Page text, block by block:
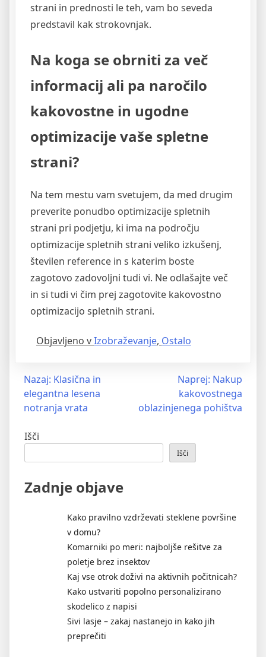
strani in prednosti le teh, vam bo seveda
predstavil kak strokovnjak.
Na koga se obrniti za več
informacij ali pa naročilo
kakovostne in ugodne
optimizacije vaše spletne
strani?
Na tem mestu vam svetujem, da med drugim
preverite ponudbo optimizacije spletnih
strani pri podjetju, ki ima na področju
optimizacije spletnih strani veliko izkušenj,
številen reference in s katerim boste
zagotovo zadovoljni tudi vi. Ne odlašajte več
in si tudi vi čim prej zagotovite kakovostno
optimizacijo spletnih strani.
Objavljeno vIzobraževanje, Ostalo
Navigacija
prispevka
Nazaj: Klasična in
elegantna lesena
notranja vrata
Naprej: Nakup
kakovostnega
oblazinjenega pohištva
Išči
Išči
Zadnje objave
Kako pravilno vzdrževati steklene površine
v domu?
Komarniki po meri: najboljše rešitve za
poletje brez insektov
Kaj vse otrok doživi na aktivnih počitnicah?
Kako ustvariti popolno personalizirano
skodelico z napisi
Sivi lasje – zakaj nastanejo in kako jih
preprečiti